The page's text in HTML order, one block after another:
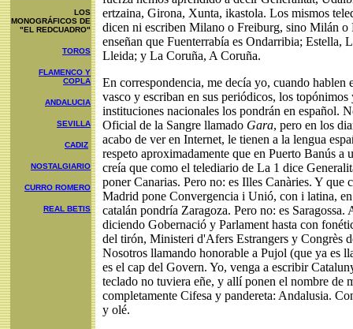
LOS
MONOGRÁFICOS DE
"EL REDCUADRO"
TOROS
FLAMENCO Y
COPLA
ANDALUCIA
SEVILLA
CADIZ
NOSTALGIARIO
CURRO ROMERO
REAL BETIS
ertzaina, Girona, Xunta, ikastola. Los mismos
dicen ni escriben Milano o Freiburg, sino Milán o
enseñan que Fuenterrabía es Ondarribia; Estella,
Lleida; y La Coruña, A Coruña.
En correspondencia, me decía yo, cuando hablen
vasco y escriban en sus periódicos, los topónimos
instituciones nacionales los pondrán en español.
Oficial de la Sangre llamado Gara, pero en los
acabo de ver en Internet, le tienen a la lengua
respeto aproximadamente que en Puerto Banús a
creía que como el telediario de La 1 dice
poner Canarias. Pero no: es Illes Canàries. Y que
Madrid pone Convergencia i Unió, con i latina,
catalán pondría Zaragoza. Pero no: es Saragossa.
diciendo Gobernació y Parlament hasta con
del tirón, Ministeri d'Afers Estrangers y Congrès
Nosotros llamando honorable a Pujol (que ya es
es el cap del Govern. Yo, venga a escribir
teclado no tuviera eñe, y allí ponen el nombre de
completamente Cifesa y pandereta: Andalusia.
y olé.